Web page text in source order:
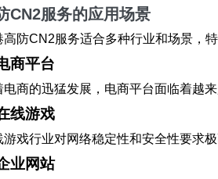
CN2服务的应用场景
高防CN2服务适合多种行业和场景，
商平台
电商的迅猛发展，电商平台面临着越
线游戏
游戏行业对网络稳定性和安全性要求
业网站